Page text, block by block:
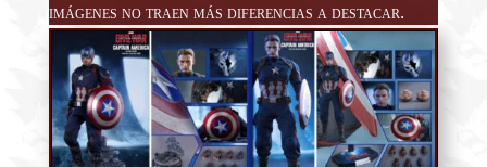
imágenes no traen más diferencias a destacar.